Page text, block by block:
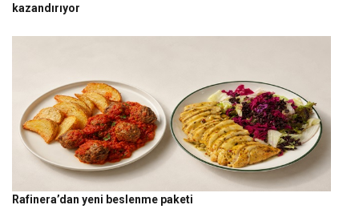
kazandırıyor
Rafinera’dan yeni beslenme paketi